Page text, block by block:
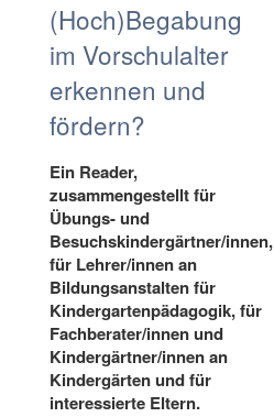
(Hoch)Begabung
im Vorschulalter
erkennen und
fördern?
Ein Reader,
zusammengestellt für
Übungs- und
Besuchskindergärtner/innen,
für Lehrer/innen an
Bildungsanstalten für
Kindergartenpädagogik, für
Fachberater/innen und
Kindergärtner/innen an
Kindergärten und für
interessierte Eltern.